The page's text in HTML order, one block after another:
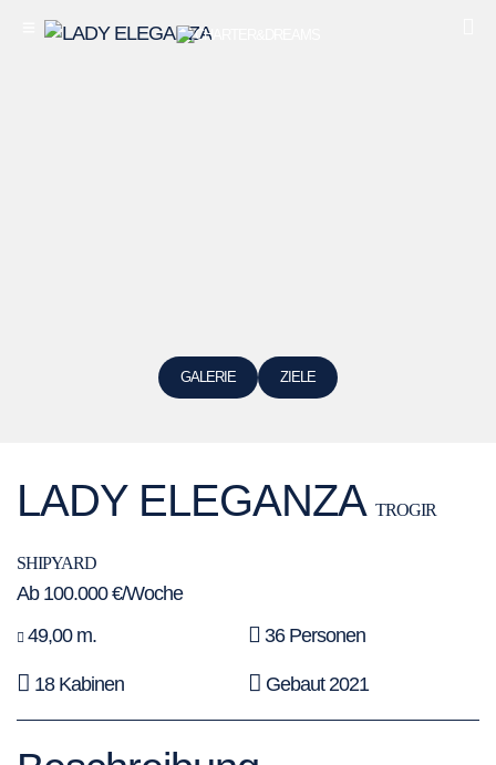
GALERIE ZIELE
LADY ELEGANZA TROGIR
SHIPYARD
Ab 100.000 €/Woche
49,00 m.
36 Personen
18 Kabinen Gebaut 2021